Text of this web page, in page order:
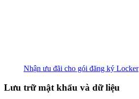
Nhận ưu đãi cho gói đăng ký Locker
Lưu trữ mật khẩu và dữ liệu